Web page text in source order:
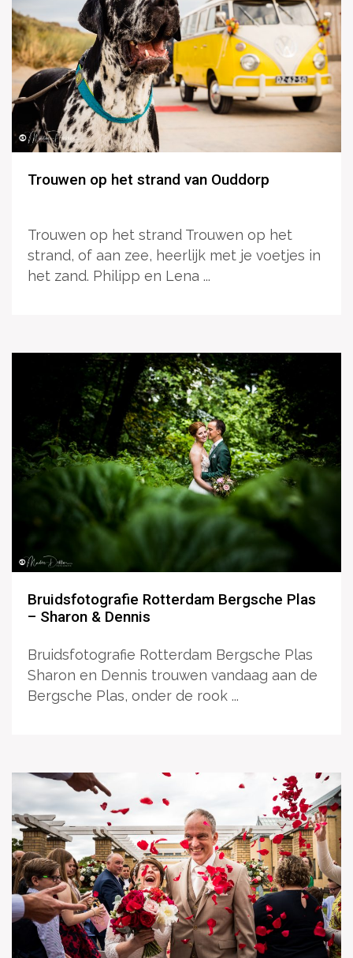
Trouwen op het strand van Ouddorp
Trouwen op het strand Trouwen op het
strand, of aan zee, heerlijk met je voetjes in
het zand. Philipp en Lena ...
Bruidsfotografie Rotterdam Bergsche Plas
– Sharon & Dennis
Bruidsfotografie Rotterdam Bergsche Plas
Sharon en Dennis trouwen vandaag aan de
Bergsche Plas, onder de rook ...